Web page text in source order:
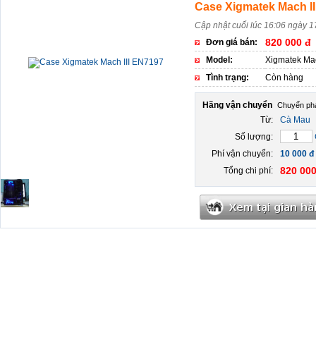
Case Xigmatek Mach
Cập nhật cuối lúc 16:06 ngày
Đơn giá bán:
820 000 đ
Model:
Xigmatek
Tình trạng:
Còn hàng
Hãng vận chuyển
Từ:
Cà Mau
Số lượng:
Phí vận chuyển:
10 000 đ
Tổng chi phí:
820